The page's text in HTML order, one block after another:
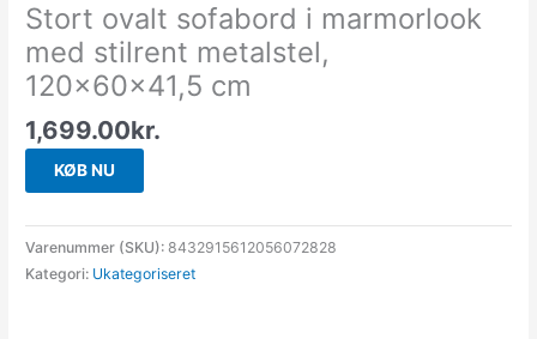
Stort ovalt sofabord i marmorlook
med stilrent metalstel,
120x60x41,5 cm
1,699.00kr.
KØB NU
Varenummer (SKU):8432915612056072828
Kategori: Ukategoriseret